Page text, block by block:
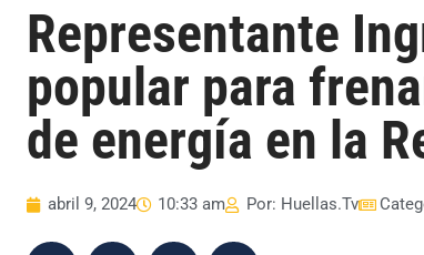
Representante
popular para
de energía en la
abril 9, 2024 10:33 am Por: Huellas.Tv